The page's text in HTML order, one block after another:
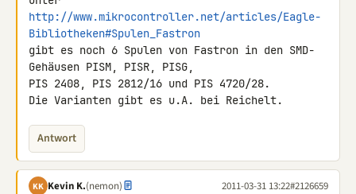
http://www.mikrocontroller.net/articles/Eagle-
Bibliotheken#Spulen_Fastron
gibt es noch 6 Spulen von Fastron in den SMD-
Gehäusen PISM, PISR, PISG,
PIS 2408, PIS 2812/16 und PIS 4720/28.
Die Varianten gibt es u.A. bei Reichelt.
Antwort
KK Kevin K.(nemon) 2011-03-31 13:22#2126659